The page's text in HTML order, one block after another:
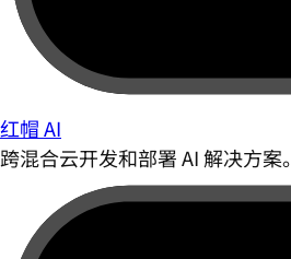
红帽 AI
跨混合云开发和部署 AI 解决方案。